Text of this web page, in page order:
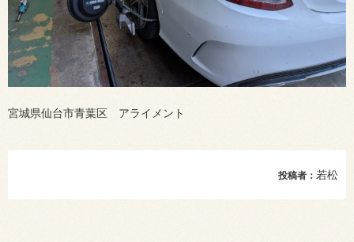
宮城県仙台市青葉区 アライメント
投稿者： 若松